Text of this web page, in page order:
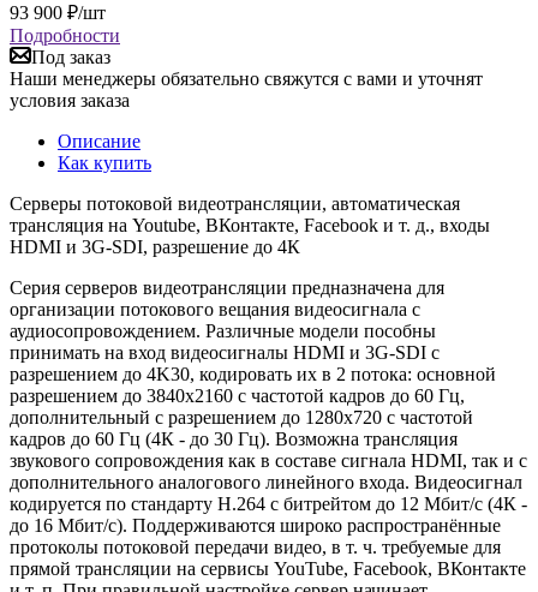
93 900 ₽/шт
Подробности
Под заказ
Наши менеджеры обязательно свяжутся с вами и уточнят
условия заказа
Описание
Как купить
Серверы потоковой видеотрансляции, автоматическая
трансляция на Youtube, ВКонтакте, Facebook и т. д., входы
HDMI и 3G-SDI, разрешение до 4К
Серия серверов видеотрансляции предназначена для
организации потокового вещания видеосигнала с
аудиосопровождением. Различные модели пособны
принимать на вход видеосигналы HDMI и 3G-SDI с
разрешением до 4K30, кодировать их в 2 потока: основной
разрешением до 3840x2160 с частотой кадров до 60 Гц,
дополнительный с разрешением до 1280х720 с частотой
кадров до 60 Гц (4К - до 30 Гц). Возможна трансляция
звукового сопровождения как в составе сигнала HDMI, так и с
дополнительного аналогового линейного входа. Видеосигнал
кодируется по стандарту H.264 с битрейтом до 12 Мбит/с (4К -
до 16 Мбит/с). Поддерживаются широко распространённые
протоколы потоковой передачи видео, в т. ч. требуемые для
прямой трансляции на сервисы YouTube, Facebook, ВКонтакте